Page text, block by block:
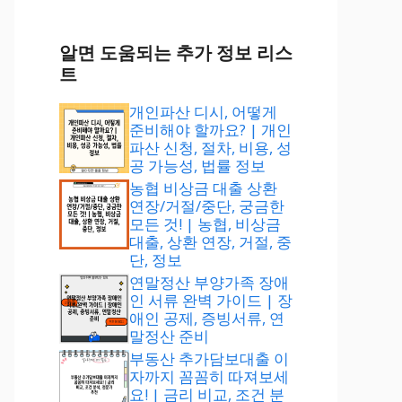
알면 도움되는 추가 정보 리스
트
개인파산 디시, 어떻게
준비해야 할까요? | 개인
파산 신청, 절차, 비용, 성
공 가능성, 법률 정보
농협 비상금 대출 상환
연장/거절/중단, 궁금한
모든 것! | 농협, 비상금
대출, 상환 연장, 거절, 중
단, 정보
연말정산 부양가족 장애
인 서류 완벽 가이드 | 장
애인 공제, 증빙서류, 연
말정산 준비
부동산 추가담보대출 이
자까지 꼼꼼히 따져보세
요! | 금리 비교, 조건 분